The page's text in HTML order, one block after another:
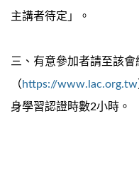
主講者待定」。
三、有意參加者請至該
（ https://www.lac.org.tw
身學習認證時數2小時。